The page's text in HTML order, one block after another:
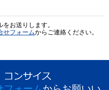
お送りします。
せフォームからご連絡ください。